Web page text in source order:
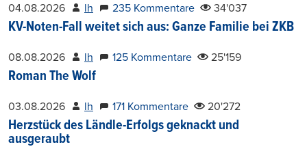
04.08.2026 lh 235 Kommentare 34'037
KV-Noten-Fall weitet sich aus: Ganze Familie bei ZKB
08.08.2026 lh 125 Kommentare 25'159
Roman The Wolf
03.08.2026 lh 171 Kommentare 20'272
Herzstück des Ländle-Erfolgs geknackt und
ausgeraubt